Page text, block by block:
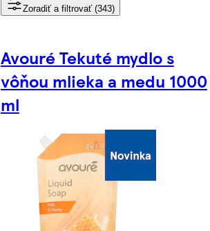
Zoradiť a filtrovať (343)
Avouré Tekuté mydlo s
vôňou mlieka a medu 1000
ml